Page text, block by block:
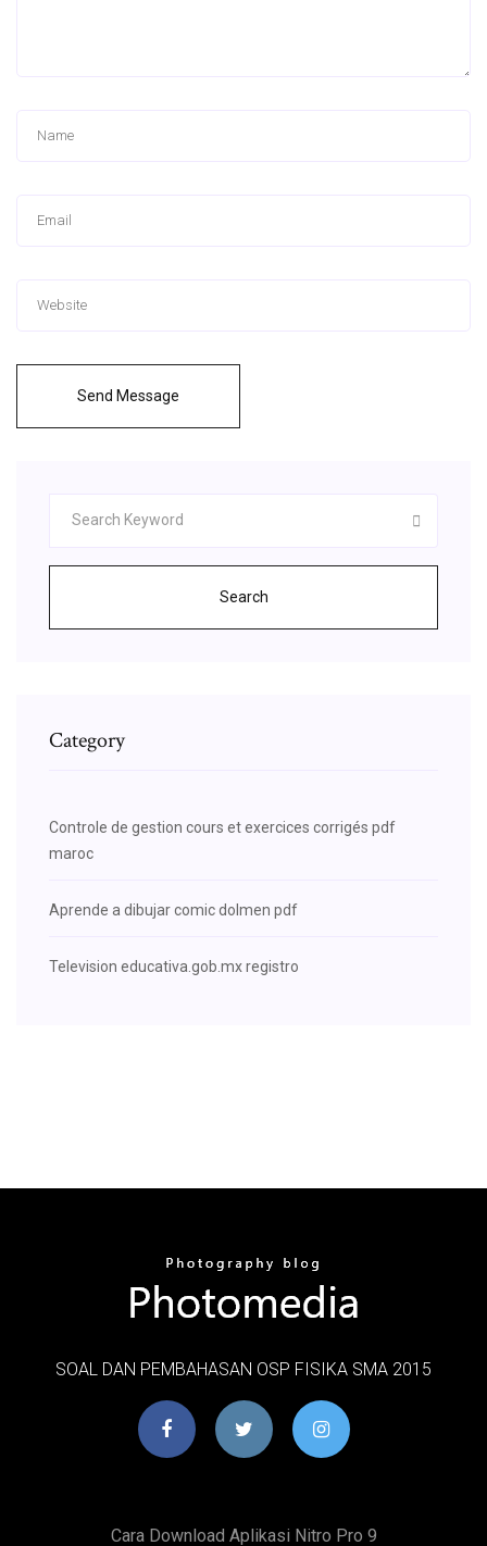
Send Message
Search
Category
Controle de gestion cours et exercices corrigés pdf
maroc
Aprende a dibujar comic dolmen pdf
Television educativa.gob.mx registro
SOAL DAN PEMBAHASAN OSP FISIKA SMA 2015
Cara Download Aplikasi Nitro Pro 9